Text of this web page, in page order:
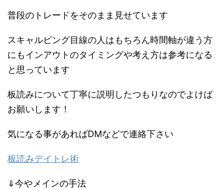
普段のトレードをそのまま見せています
スキャルピング目線の人はもちろん時間軸が違う方
にもインアウトのタイミングや考え方は参考になる
と思っています
板読みについて丁寧に説明したつもりなのでよけば
お願いします！
気になる事があればDMなどで連絡下さい
板読みデイトレ術
⇓今やメインの手法